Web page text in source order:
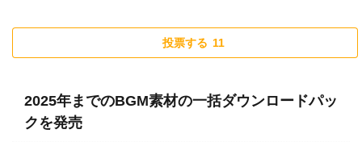
投票する 11
2025年までのBGM素材の一括ダウンロードパッ
クを発売